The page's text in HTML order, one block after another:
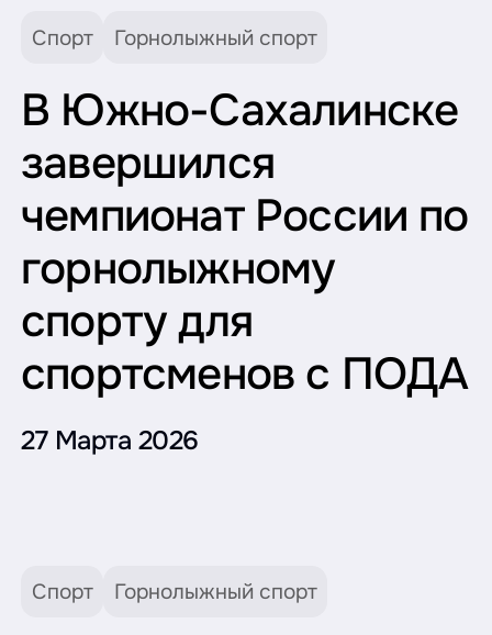
Спорт Горнолыжный спорт
В Южно-Сахалинске
завершился
чемпионат России по
горнолыжному
спорту для
спортсменов с ПОДА
27 Марта 2026
Спорт Горнолыжный спорт